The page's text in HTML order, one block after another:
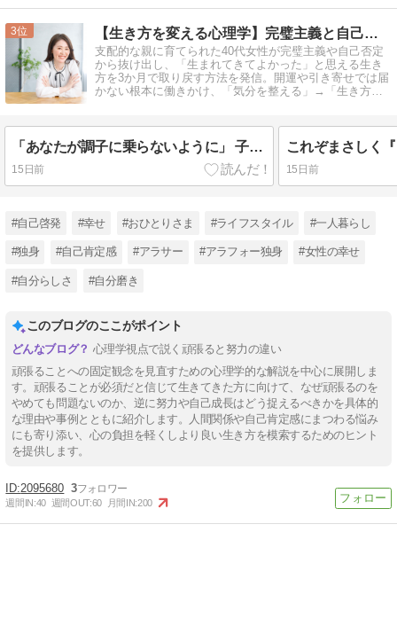
3 【生き方を変える心理学】完璧主義と自己否定を捨て、素の自分へ
支配的な親に育てられた40代女性が完璧主義や自己否定
から抜け出し、「生まれてきてよかった」と思える生き
方を3か月で取り戻す方法を発信。開運や引き寄せでは届
かない根本に働きかけ、「気分を整える」→「生き方を
「あなたが調子に乗らないように」 子どもを褒めずに育てた親の歪んだ心理【毒親育ち】
15日前 15日前
#自己啓発 #幸せ #おひとりさま #ライフスタイル #一人暮らし
#独身 #自己肯定感 #アラサー #アラフォー独身 #女性の幸せ
#自分らしさ #自分磨き
このブログのここがポイント
心理学視点で説く頑張ると努力の違い
頑張ることへの固定観念を見直すための心理学的な解説を中心に展開しま
す。頑張ることが必須だと信じて生きてきた方に向けて、なぜ頑張るのを
やめても問題ないのか、逆に努力や自己成長はどう捉えるべきかを具体的
な理由や事例とともに紹介します。人間関係や自己肯定感にまつわる悩み
にも寄り添い、心の負担を軽くしより良い生き方を模索するためのヒント
を提供します。
2095680 3
週間IN:40 週間OUT:60 月間IN:200